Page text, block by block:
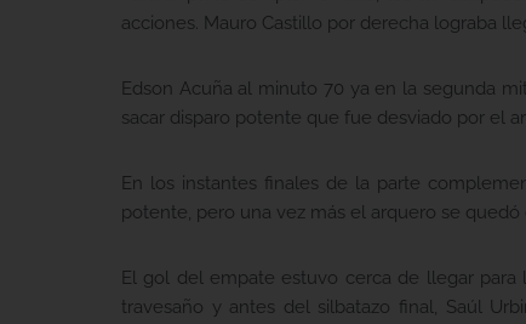
acciones. Mauro Castillo por derecha lograba
Edson Acuña al minuto 70 ya en la segunda
sacar disparo potente que fue desviado por el
En los instantes finales de la parte
potente, pero una vez más el arquero se quedó
El gol del empate estuvo cerca de llegar
travesaño y antes del silbatazo final, Saúl